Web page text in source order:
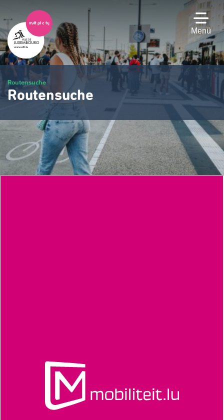
Hauptinhalt
gehen
Menü
Routensuche
Routensuche